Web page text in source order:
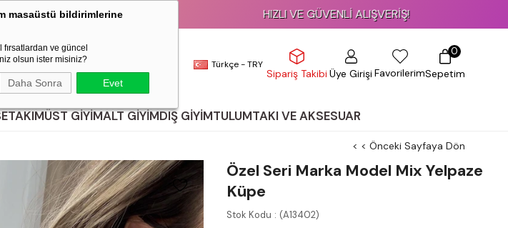
masaüstü bildirimlerine
ve güncel
olsun ister misiniz?
Daha Sonra Evet
HIZLI VE GÜVENLİ ALIŞVERİŞ!
Türkçe - TRY
Sipariş TakibiÜye GirişiFavorilerimSepetim
0
TAKIMÜST GİYİMALT GİYİMDIŞ GİYİMTULUMTAKI VE AKSESUAR
< < Önceki Sayfaya Dön
Özel Seri Marka Model Mix Yelpaze
Küpe
Stok Kodu
(A13402)